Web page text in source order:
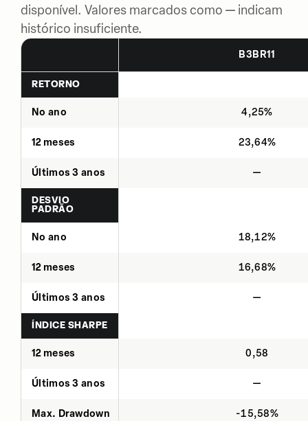
disponível. Valores marcados como — indicam
histórico insuficiente.
B3BR11
RETORNO
No ano 4,25%
12 meses 23,64%
Últimos 3 anos —
DESVIO
PADRÃO
No ano 18,12%
12 meses 16,68%
Últimos 3 anos —
ÍNDICE SHARPE
12 meses 0,58
Últimos 3 anos —
Max. Drawdown -15,58%